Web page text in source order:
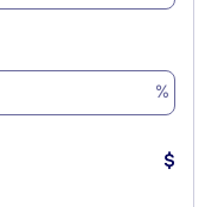
%
$